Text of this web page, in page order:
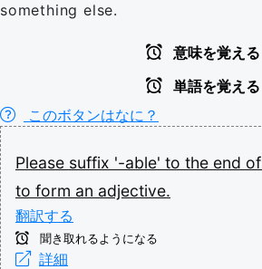
something else.
意味を覚える
単語を覚える
このボタンはなに？
Please suffix '-able' to the end of
to form an adjective.
翻訳する
聞き取れるようになる
詳細